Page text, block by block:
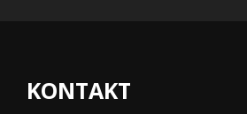
KONTAKT